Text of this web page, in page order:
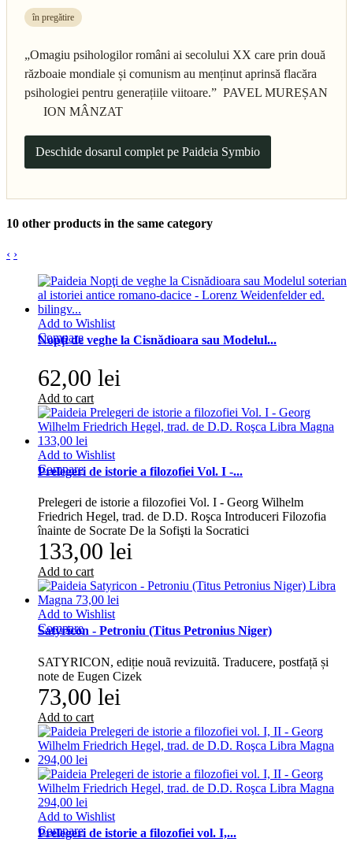
în pregătire
„Omagiu psihologilor români ai secolului XX care prin două
războaie mondiale și comunism au menținut aprinsă flacăra
psihologiei pentru generațiile viitoare.” PAVEL MUREȘAN
ION MÂNZAT
Deschide dosarul complet pe Paideia Symbio
10 other products in the same category
‹ ›
Add to Wishlist
Compare
Nopţi de veghe la Cisnădioara sau Modelul...
62,00 lei
Add to cart
Add to Wishlist
Compare
Prelegeri de istorie a filozofiei Vol. I -...
Prelegeri de istorie a filozofiei Vol. I - Georg Wilhelm
Friedrich Hegel, trad. de D.D. Roşca Introduceri Filozofia
înainte de Socrate De la Sofişti la Socratici
133,00 lei
Add to cart
Add to Wishlist
Compare
Satyricon - Petroniu (Titus Petronius Niger)
SATYRICON, ediție nouã revizuitã. Traducere, postfață și
note de Eugen Cizek
73,00 lei
Add to cart
Add to Wishlist
Compare
Prelegeri de istorie a filozofiei vol. I,...